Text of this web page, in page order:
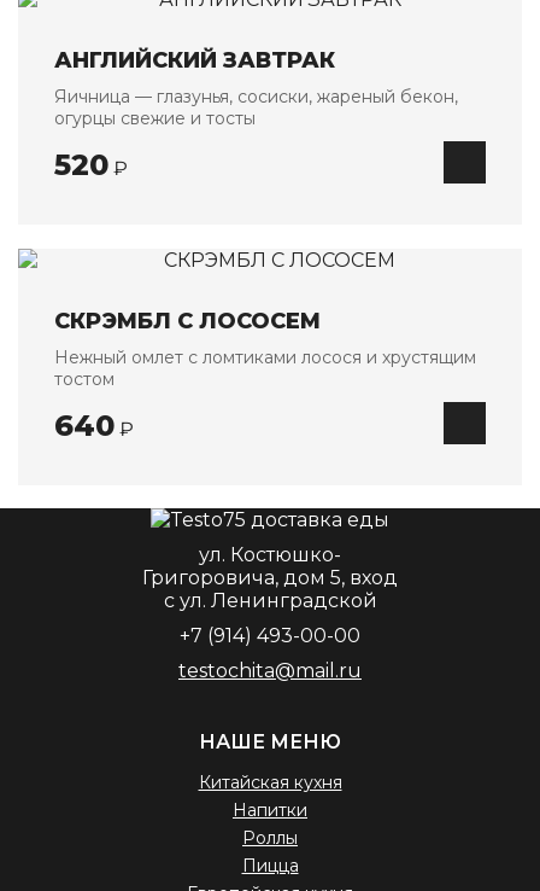
АНГЛИЙСКИЙ ЗАВТРАК
Яичница — глазунья, сосиски, жареный бекон,
огурцы свежие и тосты
520 ₽
СКРЭМБЛ С ЛОСОСЕМ
Нежный омлет с ломтиками лосося и хрустящим
тостом
640 ₽
ул. Костюшко-
Григоровича, дом 5, вход
с ул. Ленинградской
+7 (914) 493-00-00
testochita@mail.ru
НАШЕ МЕНЮ
Китайская кухня
Напитки
Роллы
Пицца